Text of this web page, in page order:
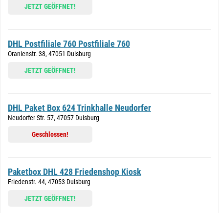
JETZT GEÖFFNET!
DHL Postfiliale 760 Postfiliale 760
Oranienstr. 38, 47051 Duisburg
JETZT GEÖFFNET!
DHL Paket Box 624 Trinkhalle Neudorfer
Neudorfer Str. 57, 47057 Duisburg
Geschlossen!
Paketbox DHL 428 Friedenshop Kiosk
Friedenstr. 44, 47053 Duisburg
JETZT GEÖFFNET!